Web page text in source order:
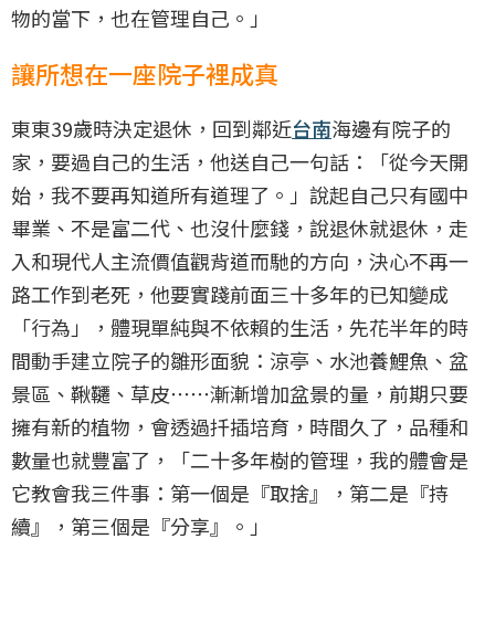
物的當下，也在管理自己。」
讓所想在一座院子裡成真
東東39歲時決定退休，回到鄰近台南海邊有院子的
家，要過自己的生活，他送自己一句話：「從今天開
始，我不要再知道所有道理了。」說起自己只有國中
畢業、不是富二代、也沒什麼錢，說退休就退休，走
入和現代人主流價值觀背道而馳的方向，決心不再一
路工作到老死，他要實踐前面三十多年的已知變成
「行為」，體現單純與不依賴的生活，先花半年的時
間動手建立院子的雛形面貌：涼亭、水池養鯉魚、盆
景區、鞦韆、草皮⋯⋯漸漸增加盆景的量，前期只要
擁有新的植物，會透過扦插培育，時間久了，品種和
數量也就豐富了，「二十多年樹的管理，我的體會是
它教會我三件事：第一個是『取捨』，第二是『持
續』，第三個是『分享』。」